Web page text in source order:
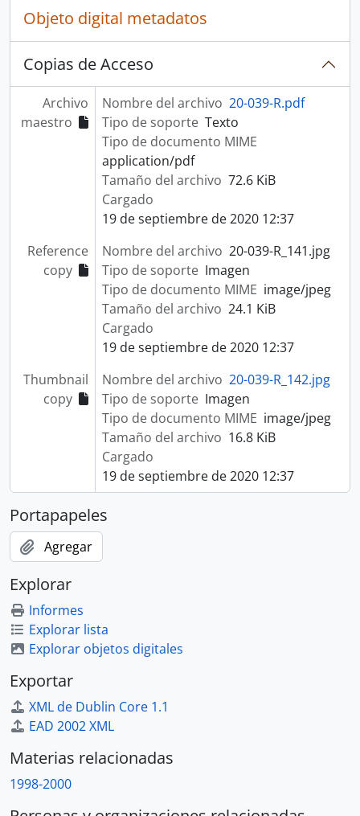
Objeto digital metadatos
Copias de Acceso
Archivo
maestro
Nombre del archivo 20-039-R.pdf
Tipo de soporte Texto
Tipo de documento MIME
application/pdf
Tamaño del archivo 72.6 KiB
Cargado
19 de septiembre de 2020 12:37
Reference
copy
Nombre del archivo 20-039-R_141.jpg
Tipo de soporte Imagen
Tipo de documento MIME image/jpeg
Tamaño del archivo 24.1 KiB
Cargado
19 de septiembre de 2020 12:37
Thumbnail
copy
Nombre del archivo 20-039-R_142.jpg
Tipo de soporte Imagen
Tipo de documento MIME image/jpeg
Tamaño del archivo 16.8 KiB
Cargado
19 de septiembre de 2020 12:37
Portapapeles
Agregar
Explorar
Informes
Explorar lista
Explorar objetos digitales
Exportar
XML de Dublin Core 1.1
EAD 2002 XML
Materias relacionadas
1998-2000